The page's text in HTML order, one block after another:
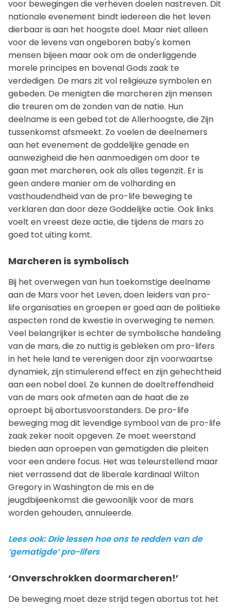
voor bewegingen die verheven doelen nastreven. Dit
nationale evenement bindt iedereen die het leven
dierbaar is aan het hoogste doel. Maar niet alleen
voor de levens van ongeboren baby's komen
mensen bijeen maar ook om de onderliggende
morele principes en bovenal Gods zaak te
verdedigen. De mars zit vol religieuze symbolen en
gebeden. De menigten die marcheren zijn mensen
die treuren om de zonden van de natie. Hun
deelname is een gebed tot de Allerhoogste, die Zijn
tussenkomst afsmeekt. Zo voelen de deelnemers
aan het evenement de goddelijke genade en
aanwezigheid die hen aanmoedigen om door te
gaan met marcheren, ook als alles tegenzit. Er is
geen andere manier om de volharding en
vasthoudendheid van de pro-life beweging te
verklaren dan door deze Goddelijke actie. Ook links
voelt en vreest deze actie, die tijdens de mars zo
goed tot uiting komt.
Marcheren is symbolisch
Bij het overwegen van hun toekomstige deelname
aan de Mars voor het Leven, doen leiders van pro-
life organisaties en groepen er goed aan de politieke
aspecten rond de kwestie in overweging te nemen.
Veel belangrijker is echter de symbolische handeling
van de mars, die zo nuttig is gebleken om pro-lifers
in het hele land te verenigen door zijn voorwaartse
dynamiek, zijn stimulerend effect en zijn gehechtheid
aan een nobel doel. Ze kunnen de doeltreffendheid
van de mars ook afmeten aan de haat die ze
oproept bij abortusvoorstanders. De pro-life
beweging mag dit levendige symbool van de pro-life
zaak zeker nooit opgeven. Ze moet weerstand
bieden aan oproepen van gematigden die pleiten
voor een andere focus. Het was teleurstellend maar
niet verrassend dat de liberale kardinaal Wilton
Gregory in Washington de mis en de
jeugdbijeenkomst die gewoonlijk voor de mars
worden gehouden, annuleerde.
Lees ook: Drie lessen hoe ons te redden van de
‘gematigde’ pro-lifers
‘Onverschrokken doormarcheren!’
De beweging moet deze strijd tegen abortus tot het